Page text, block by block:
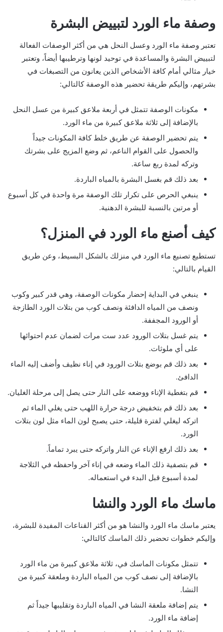
وصفة ماء الورد لتبييض البشرة
تعتبر وصفة ماء الورد وعسل النحل هي من أكثر الوصفات الفعالة
لتبييض البشرة والمساعدة في توحيد لونها وترطيبها أيضاً، وتعتبر
خيار مثالي أمام كافة الأشخاص الذين يعانون من التصبغات في
بشرتهم، وإليكم طريقة تحضير هذه الوصفة كالتالي:
مكونات الوصفة تتمثل في أربعة ملاعق كبيرة من عسل النحل
بالإضافة إلى ثلاثة ملاعق كبيرة من ماء الورد.
يتم تحضير الوصفة عن طريق خلط كافة المكونات جيداً
والحصول على القوام الناعم، ثم وضع المزيج على بشرتك
وتركه لمدة ربع ساعة.
بعد ذلك قم بغسل البشرة بالمياه الباردة.
ينبغي الحرص على تكرار تلك الوصفة مرة واحدة في كل أسبوع
أو مرتين بالنسبة للبشرة الدهنية.
كيف أصنع ماء الورد في المنزل؟
تستطيع تصنيع ماء الورد في منزلك بالشكل البسيط، وعن طريق
القيام بالتالي:
ينبغي في البداية إحضار مكونات الوصفة، وهي قدر كبير وكوب
ونصف من المياه الدافئة ونصف كوب من بتلات الورد الطازجة
أو الورود المجففة.
يتم غسل بتلات الورود عدد ست مرات لضمان عدم احتوائها
على أي ملوثات.
بعد ذلك قم بوضع بتلات الورود في إناء نظيف وأضف إليه الماء
الدافئ.
قم بتغطية الإناء ووضعه على النار حتى يصل إلى مرحلة الغليان.
بعد ذلك قم بتخفيض درجة حرارة اللهب حتى يغلي الماء ثم
اتركه ليغلي لفترة قليلة، حتى يصبح لون الماء مثل لون بتلات
الورد.
بعد ذلك ارفع الإناء عن النار واتركه حتى يبرد تماماً.
قم بتصفية ذلك الماء وضعه في إناء آخر واحفظه في الثلاجة
لمدة أسبوع قبل البدء في استعماله.
ماسك ماء الورد والنشا
يعتبر ماسك ماء الورد والنشا هو من أكثر القناعات المفيدة للبشرة،
وإليكم خطوات تحضير ذلك الماسك كالتالي:
تتمثل مكونات الماسك في، ثلاثة ملاعق كبيرة من ماء الورد
بالإضافة إلى نصف كوب من المياه الباردة وملعقة كبيرة من
النشا.
يتم إضافة ملعقة النشا في المياه الباردة وتقليبها جيداً ثم
إضافة ماء الورد.